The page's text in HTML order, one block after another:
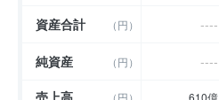
資産合計 （円） ----
純資産 （円） ----
売上高
（円） 610億